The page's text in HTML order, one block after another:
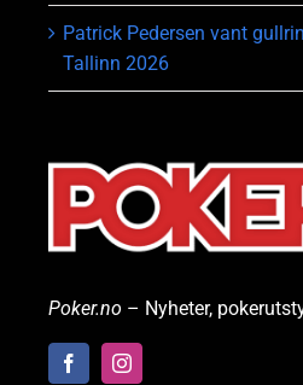
Patrick Pedersen vant
Tallinn 2026
Poker.no – Nyheter,